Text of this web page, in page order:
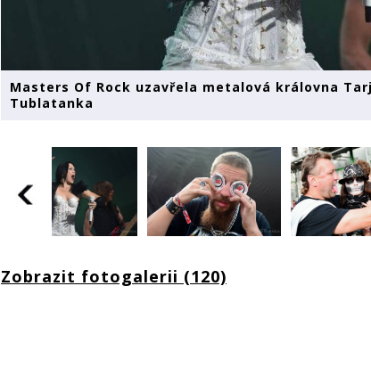
Masters Of Rock uzavřela metalová královna
Tublatanka
Zobrazit fotogalerii (120)